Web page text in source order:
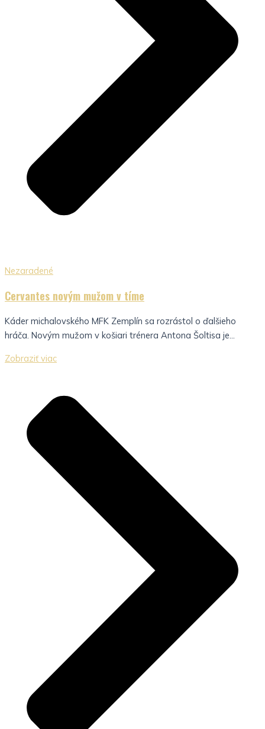
Nezaradené
Cervantes novým mužom v tíme
Káder michalovského MFK Zemplín sa rozrástol o ďalšieho
hráča. Novým mužom v košiari trénera Antona Šoltisa je...
Zobraziť viac